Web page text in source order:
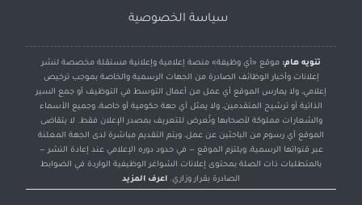
سياسة الخصوصية
تنويه هام: موقع «أي وظيفة» منصة إعلامية وإعلانية مستقلة مخصصة لنشر
إعلانات وأخبار الوظائف الصادرة من الجهات الرسمية والخاصة بموجب ترخيص
إعلامي، ولا يمارس الموقع أي عمل من أعمال التوسط في التوظيف أو جمع السير
الذاتية أو ترشيح المتقدمين، ولا يمثل أي جهة حكومية أو خاصة، وجميع الأسماء
والشعارات مملوكة لأصحابها وتُعرض للتعريف بمصدر الإعلان فقط. لا يتقاضى
الموقع أي رسوم من الباحثين عن عمل، ويتم التقديم مباشرة لدى الجهة المعلنة
عبر قنواتها الرسمية، ويلتزم الموقع — في حدود دوره الإعلامي عند إعادة النشر —
بالمتطلبات ذات الصلة بمحتوى إعلانات الشواغر الوظيفية الواردة في الضوابط
الصادرة بقرار وزاري. اعرف المزيد